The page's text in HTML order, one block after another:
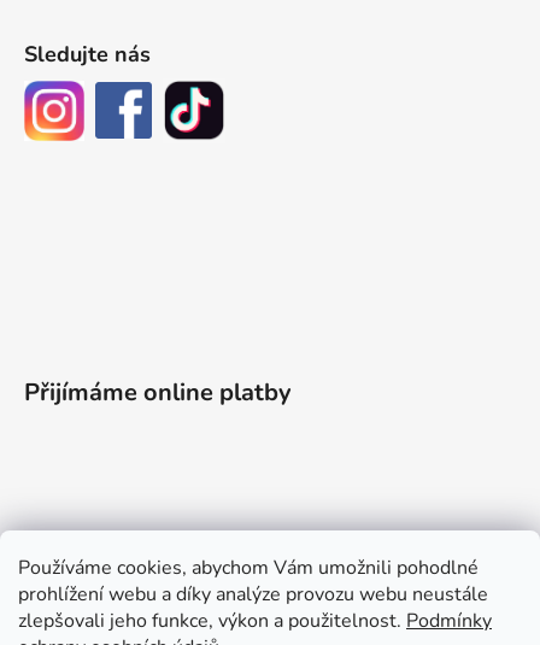
Používáme cookies, abychom Vám umožnili pohodlné
prohlížení webu a díky analýze provozu webu neustále
zlepšovali jeho funkce, výkon a použitelnost. Podmínky
Sledujte nás
Přijímáme online platby
Obchodní podmínky
Podmínky ochrany osobních údajů